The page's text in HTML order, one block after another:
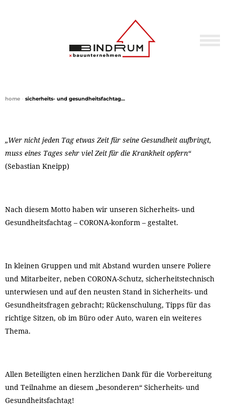
home sicherheits- und gesundheitsfachtag…
„Wer nicht jeden Tag etwas Zeit für seine Gesundheit aufbringt,
muss eines Tages sehr viel Zeit für die Krankheit opfern“
(Sebastian Kneipp)
Nach diesem Motto haben wir unseren Sicherheits- und
Gesundheitsfachtag – CORONA-konform – gestaltet.
In kleinen Gruppen und mit Abstand wurden unsere Poliere
und Mitarbeiter, neben CORONA-Schutz, sicherheitstechnisch
unterwiesen und auf den neusten Stand in Sicherheits- und
Gesundheitsfragen gebracht; Rückenschulung, Tipps für das
richtige Sitzen, ob im Büro oder Auto, waren ein weiteres
Thema.
Allen Beteiligten einen herzlichen Dank für die Vorbereitung
und Teilnahme an diesem „besonderen“ Sicherheits- und
Gesundheitsfachtag!